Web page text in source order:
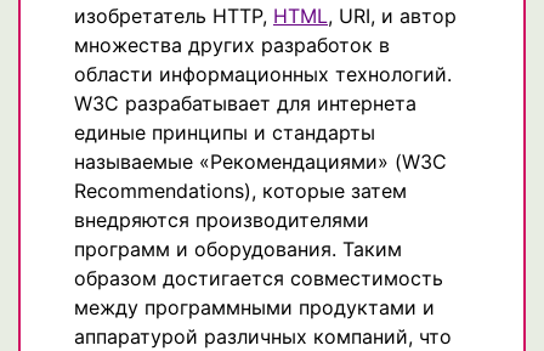
изобретатель HTTP, HTML, URI, и автор
множества других разработок в
области информационных технологий.
W3C разрабатывает для интернета
единые принципы и стандарты
называемые «Рекомендациями» (W3C
Recommendations), которые затем
внедряются производителями
программ и оборудования. Таким
образом достигается совместимость
между программными продуктами и
аппаратурой различных компаний, что